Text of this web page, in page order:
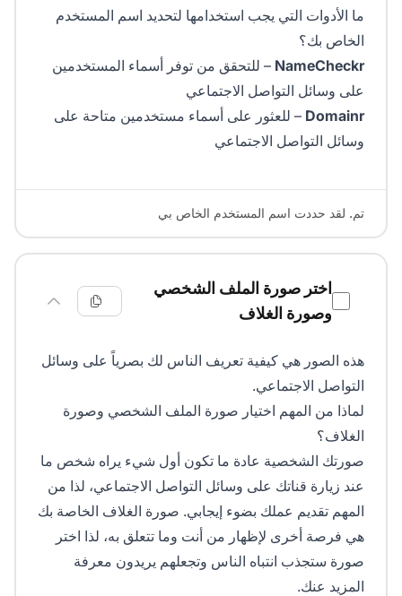
ما الأدوات التي يجب استخدامها لتحديد اسم المستخدم
الخاص بك؟
NameCheckr – للتحقق من توفر أسماء المستخدمين
على وسائل التواصل الاجتماعي
Domainr – للعثور على أسماء مستخدمين متاحة على
وسائل التواصل الاجتماعي
تم. لقد حددت اسم المستخدم الخاص بي
اختر صورة الملف الشخصي
وصورة الغلاف
هذه الصور هي كيفية تعريف الناس لك بصرياً على وسائل
التواصل الاجتماعي.
لماذا من المهم اختيار صورة الملف الشخصي وصورة
الغلاف؟
صورتك الشخصية عادة ما تكون أول شيء يراه شخص ما
عند زيارة قناتك على وسائل التواصل الاجتماعي، لذا من
المهم تقديم عملك بضوء إيجابي. صورة الغلاف الخاصة بك
هي فرصة أخرى لإظهار من أنت وما تتعلق به، لذا اختر
صورة ستجذب انتباه الناس وتجعلهم يريدون معرفة
المزيد عنك.